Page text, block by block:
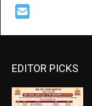
EDITOR PICKS